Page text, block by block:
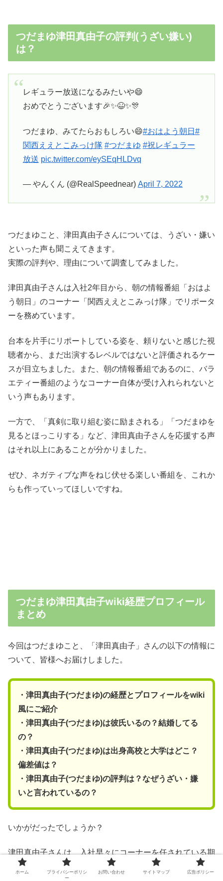
つだまゆ津田真由子の評判(うざい嫌い)
は？
レギュラー放送になるみたいや😄
おめでとうございます🎉✨😆✨🎊
つだまゆ、みてたらおもしろい😄#おはよう朝日 #
関西ええとこみっけ隊 #つだまゆ #祝レギュラー
放送 pic.twitter.com/eySEqHLDvq
— やんくん (@RealSpeednear) April 7, 2022
つだまゆこと、津田真由子さんについては、うざい・嫌い
といった声も聞こえてきます。
実際の評判や、理由について調査してみました。
津田真由子さんは入社2年目から、朝の情報番組「おはよ
う朝日」のコーナー「関西ええとこみっけ隊」でリポータ
ーを務めています。
台本を片手にリポートしている姿を、頼りないと感じた視
聴者から、まだ出演するレベルではないと評価されるケー
スが目立ちました。また、朝の情報番組であるのに、バラ
エティー番組のようなコーナー自体が受け入れられないと
いう声もあります。
一方で、「真剣に取り組む姿に励まされる」「つだまゆを
見るとほっこりする」など、津田真由子さんを応援する声
はそれ以上にあることが分かりました。
ぜひ、ネガティブな声をねじ伏せる楽しい番組を、これか
らも作っていってほしいですね。
つだまゆ津田真由子wiki経歴プロフィール
まとめ
今回はつだまゆこと、「津田真由子」さんの以下の情報に
ついて、皆様へお届けしました。
・津田真由子(つだまゆ)の経歴とプロフィールをwiki
風にご紹介
・津田真由子(つだまゆ)は彼氏いるの？結婚してる
の？
・津田真由子(つだまゆ)は出身高校と大学はどこ？
偏差値は？
・津田真由子(つだまゆ)の評判は？なぜうざい・嫌
いと言われているの？
いかがだったでしょうか？
津田真由子さんは、入社早々にコーナーを任されている期
待の新人です。
ホーム
プライバシーポリシ
ー
お問い合わせ サイトマップ 広告ポリシー